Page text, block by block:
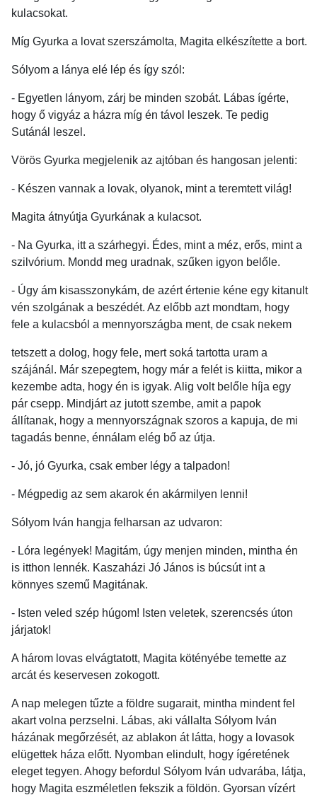
kulacsokat.
Míg Gyurka a lovat szerszámolta, Magita elkészítette a bort.
Sólyom a lánya elé lép és így szól:
- Egyetlen lányom, zárj be minden szobát. Lábas ígérte,
hogy ő vigyáz a házra míg én távol leszek. Te pedig
Sutánál leszel.
Vörös Gyurka megjelenik az ajtóban és hangosan jelenti:
- Készen vannak a lovak, olyanok, mint a teremtett világ!
Magita átnyútja Gyurkának a kulacsot.
- Na Gyurka, itt a szárhegyi. Édes, mint a méz, erős, mint a
szilvórium. Mondd meg uradnak, szűken igyon belőle.
- Úgy ám kisasszonykám, de azért értenie kéne egy kitanult
vén szolgának a beszédét. Az előbb azt mondtam, hogy
fele a kulacsból a mennyországba ment, de csak nekem
tetszett a dolog, hogy fele, mert soká tartotta uram a
szájánál. Már szepegtem, hogy már a felét is kiitta, mikor a
kezembe adta, hogy én is igyak. Alig volt belőle híja egy
pár csepp. Mindjárt az jutott szembe, amit a papok
állítanak, hogy a mennyországnak szoros a kapuja, de mi
tagadás benne, énnálam elég bő az útja.
- Jó, jó Gyurka, csak ember légy a talpadon!
- Mégpedig az sem akarok én akármilyen lenni!
Sólyom Iván hangja felharsan az udvaron:
- Lóra legények! Magitám, úgy menjen minden, mintha én
is itthon lennék. Kaszaházi Jó János is búcsút int a
könnyes szemű Magitának.
- Isten veled szép húgom! Isten veletek, szerencsés úton
járjatok!
A három lovas elvágtatott, Magita kötényébe temette az
arcát és keservesen zokogott.
A nap melegen tűzte a földre sugarait, mintha mindent fel
akart volna perzselni. Lábas, aki vállalta Sólyom Iván
házának megőrzését, az ablakon át látta, hogy a lovasok
elügettek háza előtt. Nyomban elindult, hogy ígéretének
eleget tegyen. Ahogy befordul Sólyom Iván udvarába, látja,
hogy Magita eszméletlen fekszik a földön. Gyorsan vízért